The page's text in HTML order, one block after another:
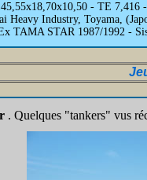
- TE
Heavy Industry, Toyama,
TAMA STAR 1987/1992 -
. Quelques "tankers" vus